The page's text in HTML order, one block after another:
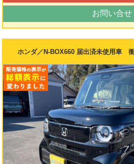
お問い合せ
ホンダ／N-BOX660 届出済未使用車